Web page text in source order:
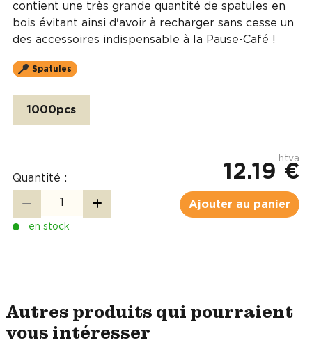
contient une très grande quantité de spatules en
bois évitant ainsi d'avoir à recharger sans cesse un
des accessoires indispensable à la Pause-Café !
Spatules
1000pcs
Quantité :
htva
12.19 €
Ajouter au panier
en stock
Autres produits qui pourraient
vous intéresser